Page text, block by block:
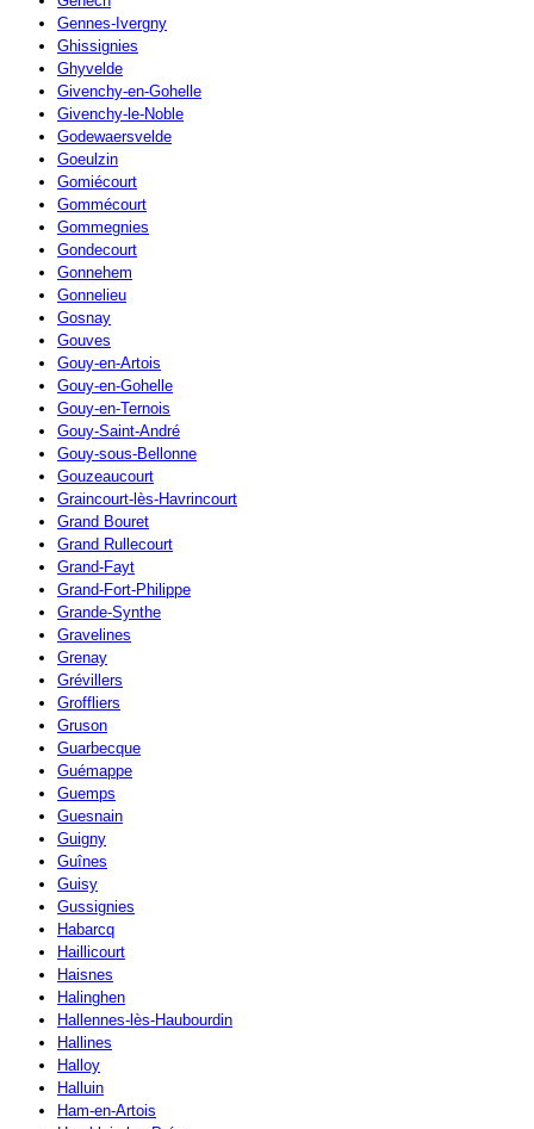
Gennes-Ivergny
Ghissignies
Ghyvelde
Givenchy-en-Gohelle
Givenchy-le-Noble
Godewaersvelde
Goeulzin
Gomiécourt
Gommécourt
Gommegnies
Gondecourt
Gonnehem
Gonnelieu
Gosnay
Gouves
Gouy-en-Artois
Gouy-en-Gohelle
Gouy-en-Ternois
Gouy-Saint-André
Gouy-sous-Bellonne
Gouzeaucourt
Graincourt-lès-Havrincourt
Grand Bouret
Grand Rullecourt
Grand-Fayt
Grand-Fort-Philippe
Grande-Synthe
Gravelines
Grenay
Grévillers
Groffliers
Gruson
Guarbecque
Guémappe
Guemps
Guesnain
Guigny
Guînes
Guisy
Gussignies
Habarcq
Haillicourt
Haisnes
Halinghen
Hallennes-lès-Haubourdin
Hallines
Halloy
Halluin
Ham-en-Artois